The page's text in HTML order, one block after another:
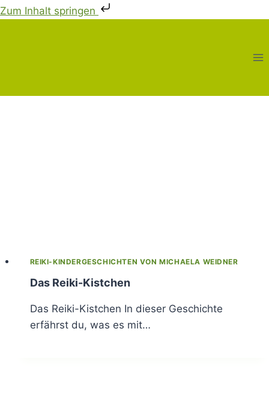
Zum Inhalt springen
REIKI-KINDERGESCHICHTEN VON MICHAELA WEIDNER
Das Reiki-Kistchen
Das Reiki-Kistchen In dieser Geschichte
erfährst du, was es mit…